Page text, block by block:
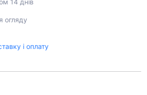
14 днів
огляду
і оплату